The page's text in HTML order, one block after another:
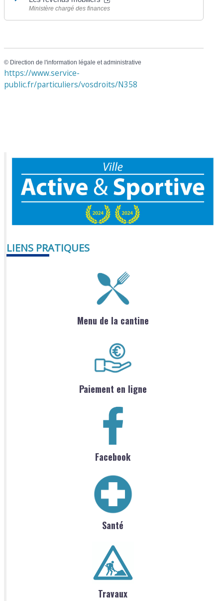
Ministère chargé des finances
© Direction de l'information légale et administrative
https://www.service-
public.fr/particuliers/vosdroits/N358
LIENS PRATIQUES
Menu de la cantine
Paiement en ligne
Facebook
Santé
Travaux